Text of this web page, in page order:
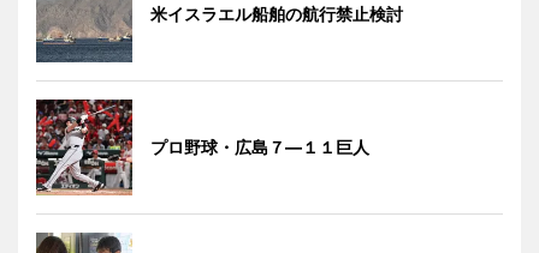
米イスラエル船舶の航行禁止検討
プロ野球・広島７―１１巨人